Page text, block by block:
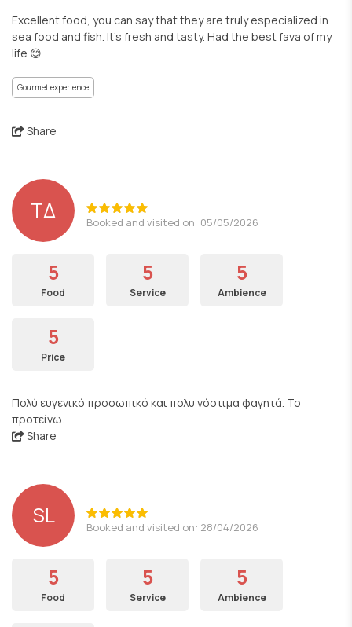
Excellent food, you can say that they are truly especialized in
sea food and fish. It’s fresh and tasty. Had the best fava of my
life 😊
Gourmet experience
Share
ΤΔ Booked and visited on: 05/05/2026
5
Food
5
Service
5
Ambience
5
Price
Πολύ ευγενικό προσωπικό και πολυ νόστιμα φαγητά. Το
προτείνω.
Share
SL Booked and visited on: 28/04/2026
5
Food
5
Service
5
Ambience